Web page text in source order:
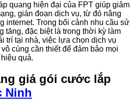
quang hiện đại của FPT giúp giảm
gián đoạn dịch vụ, từ đó nâng
internet. Trong bối cảnh nhu cầu sử
tăng, đặc biệt là trong thời kỳ làm
trí tại nhà, việc lựa chọn dịch vụ
cùng cần thiết để đảm bảo mọi
quả.
giá gói cước lắp
Ninh